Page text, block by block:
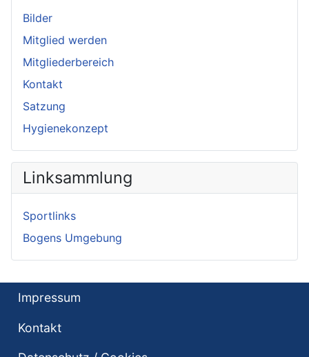
Bilder
Mitglied werden
Mitgliederbereich
Kontakt
Satzung
Hygienekonzept
Linksammlung
Sportlinks
Bogens Umgebung
Impressum
Kontakt